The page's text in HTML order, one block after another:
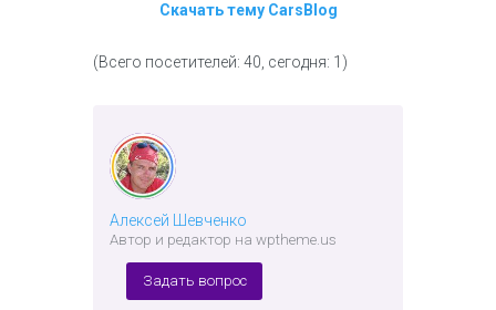
Скачать тему CarsBlog
(Всего посетителей: 40, сегодня: 1)
Алексей Шевченко
Автор и редактор на wptheme.us
Задать вопрос